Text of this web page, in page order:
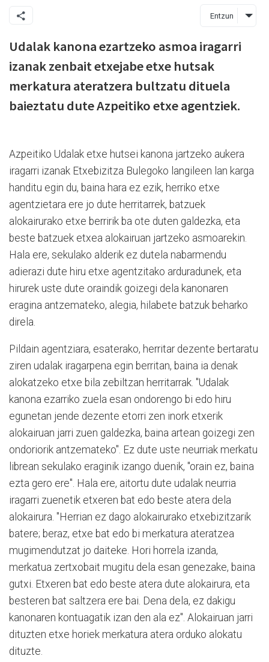
Entzun
Udalak kanona ezartzeko asmoa iragarri
izanak zenbait etxejabe etxe hutsak
merkatura ateratzera bultzatu dituela
baieztatu dute Azpeitiko etxe agentziek.
Azpeitiko Udalak etxe hutsei kanona jartzeko aukera
iragarri izanak Etxebizitza Bulegoko langileen lan karga
handitu egin du, baina hara ez ezik, herriko etxe
agentzietara ere jo dute herritarrek, batzuek
alokairurako etxe berririk ba ote duten galdezka, eta
beste batzuek etxea alokairuan jartzeko asmoarekin.
Hala ere, sekulako alderik ez dutela nabarmendu
adierazi dute hiru etxe agentzitako arduradunek, eta
hirurek uste dute oraindik goizegi dela kanonaren
eragina antzemateko, alegia, hilabete batzuk beharko
direla.
Pildain agentziara, esaterako, herritar dezente bertaratu
ziren udalak iragarpena egin berritan, baina ia denak
alokatzeko etxe bila zebiltzan herritarrak. "Udalak
kanona ezarriko zuela esan ondorengo bi edo hiru
egunetan jende dezente etorri zen inork etxerik
alokairuan jarri zuen galdezka, baina artean goizegi zen
ondoriorik antzemateko". Ez dute uste neurriak merkatu
librean sekulako eraginik izango duenik, "orain ez, baina
ezta gero ere". Hala ere, aitortu dute udalak neurria
iragarri zuenetik etxeren bat edo beste atera dela
alokairura. "Herrian ez dago alokairurako etxebizitzarik
batere; beraz, etxe bat edo bi merkatura ateratzea
mugimendutzat jo daiteke. Hori horrela izanda,
merkatua zertxobait mugitu dela esan genezake, baina
gutxi. Etxeren bat edo beste atera dute alokairura, eta
besteren bat saltzera ere bai. Dena dela, ez dakigu
kanonaren kontuagatik izan den ala ez". Alokairuan jarri
dituzten etxe horiek merkatura atera orduko alokatu
dituzte.